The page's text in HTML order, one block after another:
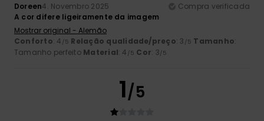
Doreen4. Novembro 2025
Compra verificada
A cor difere ligeiramente da imagem
Mostrar original - Alemão
Conforto: 4 /5 Relação qualidade/preço: 3 /5 Tamanho:
Tamanho perfeito Material: 4 /5 Cor: 3/5
1/5